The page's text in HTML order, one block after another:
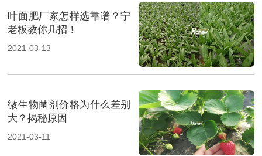
叶面肥厂家怎样选靠谱？宁
老板教你几招！
2021-03-13
微生物菌剂价格为什么差别
大？揭秘原因
2021-03-11